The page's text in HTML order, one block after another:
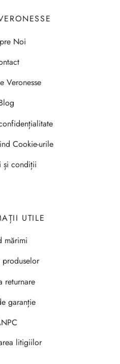
Noi
Veronesse
Cookie-urile
și condiții
UTILE
mărimi
produselor
returnare
garanție
litigiilor